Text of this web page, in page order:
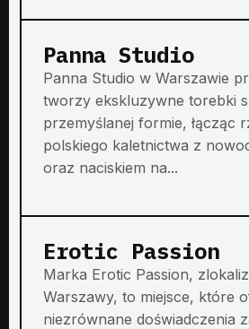
Panna Studio
Panna Studio w Warszawie
tworzy ekskluzywne torebki
przemyślanej formie, łącząc
polskiego kaletnictwa z
oraz naciskiem na...
Erotic Passion
Marka Erotic Passion,
Warszawy, to miejsce, które
niezrównane doświadczenia